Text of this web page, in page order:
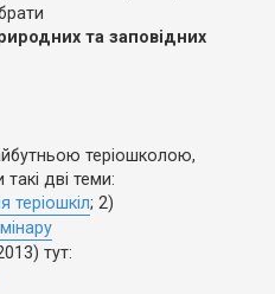
та заповідних
теріошколою,
дві теми:
теріошкіл; 2)
тут: